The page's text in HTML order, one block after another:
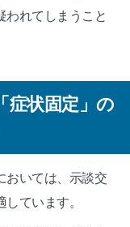
われてしまうこと
症状固定」の
おいては、示談交
ています。